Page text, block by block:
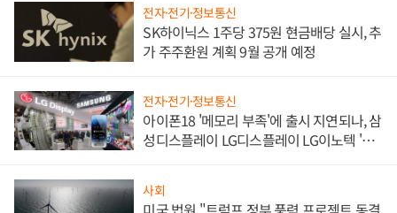
전자·전기·정보통신
SK하이닉스 1주당 375원 현금배당 실시, 추
가 주주환원 계획 9월 공개 예정
전자·전기·정보통신
아이폰18 '메모리 부족'에 출시 지연되나, 삼
성디스플레이 LG디스플레이 LG이노텍 '탈
사회